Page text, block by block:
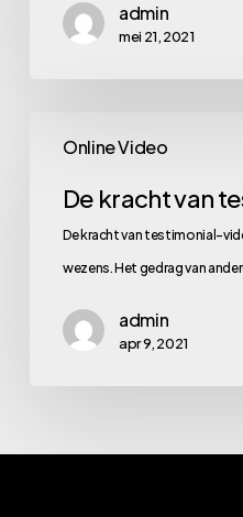
admin
mei 21, 2021
Online Video
kracht
testimonial
video’s
De kracht van
De kracht van testimonial-
wezens. Het gedrag van
admin
apr 9, 2021